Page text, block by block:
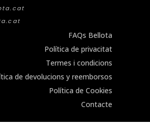
FAQs Bellota
Política de privacitat
Termes i condicions
de devolucions y reemborsos
Política de Cookies
Contacte